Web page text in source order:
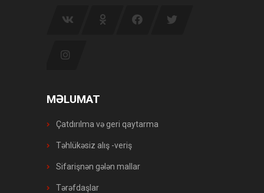
MƏLUMAT
Çatdırılma və geri qaytarma
Təhlükəsiz alış -veriş
Sifarişnən gələn mallar
Tərəfdaşlar